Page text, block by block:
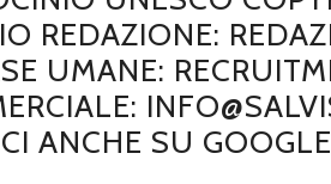
REDAZIONE:
UMANE:
ANCHE SU